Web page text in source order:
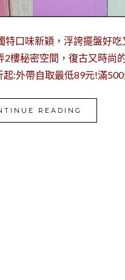
口味新穎，浮誇擺盤好
樓秘密空間，復古又時尚
:外帶自取最低89元!滿
READING